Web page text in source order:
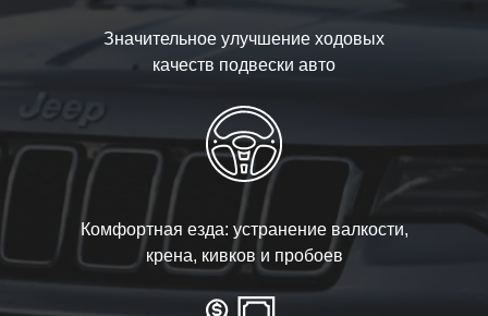
Значительное улучшение ходовых
качеств подвески авто
Комфортная езда: устранение валкости,
крена, кивков и пробоев